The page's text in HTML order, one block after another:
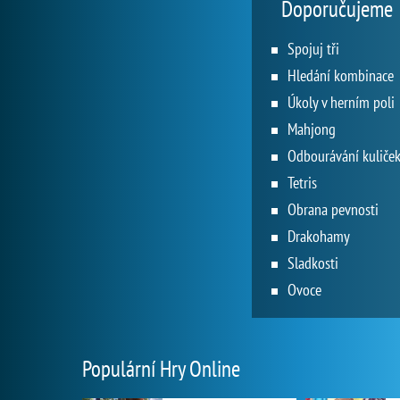
Doporučujeme
Spojuj tři
Hledání kombinace
Úkoly v herním poli
Mahjong
Odbourávání kuliček
Tetris
Obrana pevnosti
Drakohamy
Sladkosti
Ovoce
Populární Hry Online